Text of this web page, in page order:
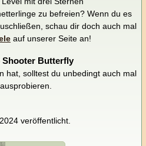
zu befreien? Wenn du es
schau dir doch auch mal
auf unserer Seite an!
Shooter Butterfly
hat, solltest du unbedingt auch mal
ausprobieren.
veröffentlicht.